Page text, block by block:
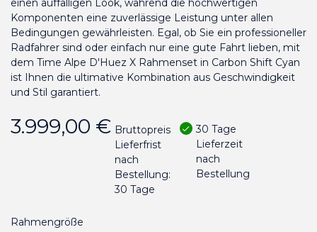
einen auffälligen Look, während die hochwertigen
Komponenten eine zuverlässige Leistung unter allen
Bedingungen gewährleisten. Egal, ob Sie ein professioneller
Radfahrer sind oder einfach nur eine gute Fahrt lieben, mit
dem Time Alpe D'Huez X Rahmenset in Carbon Shift Cyan
ist Ihnen die ultimative Kombination aus Geschwindigkeit
und Stil garantiert.
3.999,00 € Bruttopreis
Lieferfrist
nach
Bestellung:
30 Tage
30 Tage
Lieferzeit
nach
Bestellung
Rahmengröße